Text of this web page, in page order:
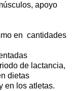
apoyo
en cantidades
de lactancia,
dietas
en los atletas.